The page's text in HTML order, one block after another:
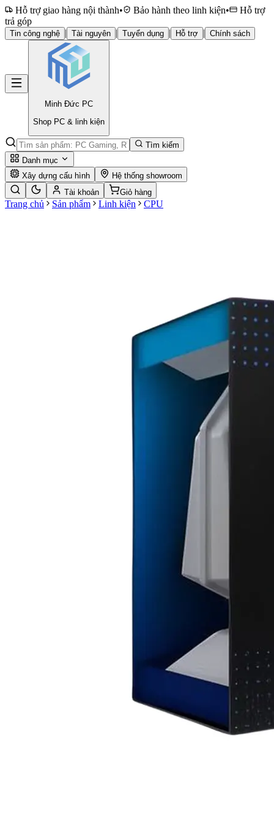
Hỗ trợ giao hàng nội thành• Bảo hành theo linh kiện•
Hỗ trợ
trả góp
Tin công nghệ | Tài nguyên | Tuyển dụng | Hỗ trợ | Chính sách
Minh Đức PC
Shop PC & linh kiện
Tìm kiếm
Danh mục
Xây dựng cấu hình
Hệ thống showroom
Tài khoản
Giỏ hàng
Trang chủ Sản phẩm Linh kiện CPU